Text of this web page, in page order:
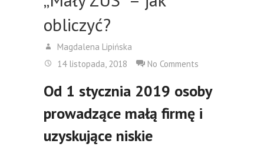
obliczyć?
Magdalena Lipińska
14 listopada, 2018
No Comments
Od 1 stycznia 2019 osoby
prowadzące małą firmę i
uzyskujące niskie